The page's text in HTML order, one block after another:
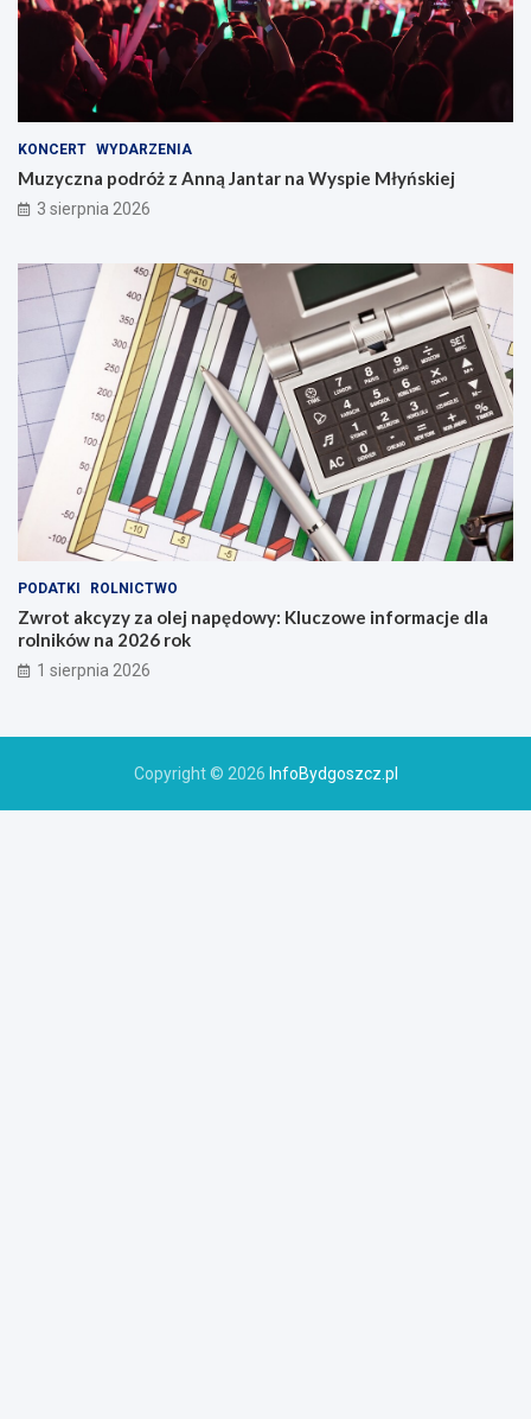
KONCERT WYDARZENIA
Muzyczna podróż z Anną Jantar na Wyspie Młyńskiej
3 sierpnia 2026
PODATKI ROLNICTWO
Zwrot akcyzy za olej napędowy: Kluczowe informacje dla
rolników na 2026 rok
1 sierpnia 2026
Copyright © 2026 InfoBydgoszcz.pl